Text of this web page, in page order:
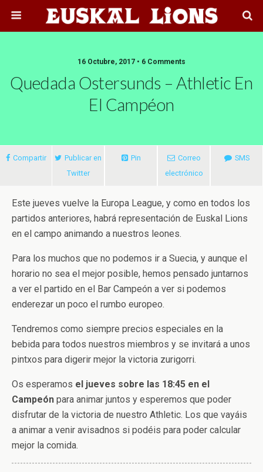
16 Octubre, 2017 • 6 Comments
Quedada Ostersunds – Athletic En
El Campéon
Compartir
Publicar en
Twitter
Pin
Correo
electrónico
SMS
Este jueves vuelve la Europa League, y como en todos los
partidos anteriores, habrá representación de Euskal Lions
en el campo animando a nuestros leones.
Para los muchos que no podemos ir a Suecia, y aunque el
horario no sea el mejor posible, hemos pensado juntarnos
a ver el partido en el Bar Campeón a ver si podemos
enderezar un poco el rumbo europeo.
Tendremos como siempre precios especiales en la
bebida para todos nuestros miembros y se invitará a unos
pintxos para digerir mejor la victoria zurigorri.
Os esperamos el jueves sobre las 18:45 en el
Campeón para animar juntos y esperemos que poder
disfrutar de la victoria de nuestro Athletic. Los que vayáis
a animar a venir avisadnos si podéis para poder calcular
mejor la comida.